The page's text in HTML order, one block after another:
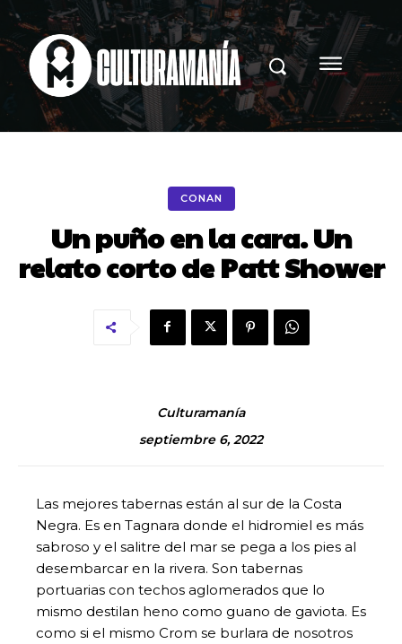
CONAN
Un puño en la cara. Un
relato corto de Patt Shower
Culturamanía
septiembre 6, 2022
Las mejores tabernas están al sur de la Costa
Negra. Es en Tagnara donde el hidromiel es más
sabroso y el salitre del mar se pega a los pies al
desembarcar en la rivera. Son tabernas
portuarias con techos aglomerados que lo
mismo destilan heno como guano de gaviota. Es
como si el mismo Crom se burlara de nosotros